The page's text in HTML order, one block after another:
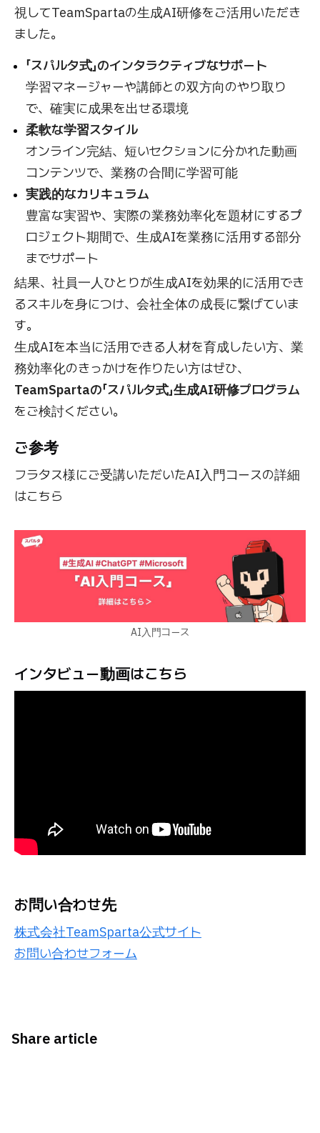
視してTeamSpartaの生成AI研修をご活用いただき
ました。
「スパルタ式」のインタラクティブなサポート
学習マネージャーや講師との双方向のやり取り
で、確実に成果を出せる環境
柔軟な学習スタイル
オンライン完結、短いセクションに分かれた動画
コンテンツで、業務の合間に学習可能
実践的なカリキュラム
豊富な実習や、実際の業務効率化を題材にするプ
ロジェクト期間で、生成AIを業務に活用する部分
までサポート
結果、社員一人ひとりが生成AIを効果的に活用でき
るスキルを身につけ、会社全体の成長に繋げていま
す。
生成AIを本当に活用できる人材を育成したい方、業
務効率化のきっかけを作りたい方はぜひ、
TeamSpartaの「スパルタ式」生成AI研修プログラム
をご検討ください。
ご参考
フラタス様にご受講いただいたAI入門コースの詳細
はこちら
AI入門コース
インタビュー動画はこちら
お問い合わせ先
株式会社TeamSparta公式サイト
お問い合わせフォーム
Share article